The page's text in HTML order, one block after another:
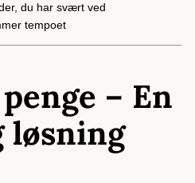
du har svært ved
tempoet
– En
løsning